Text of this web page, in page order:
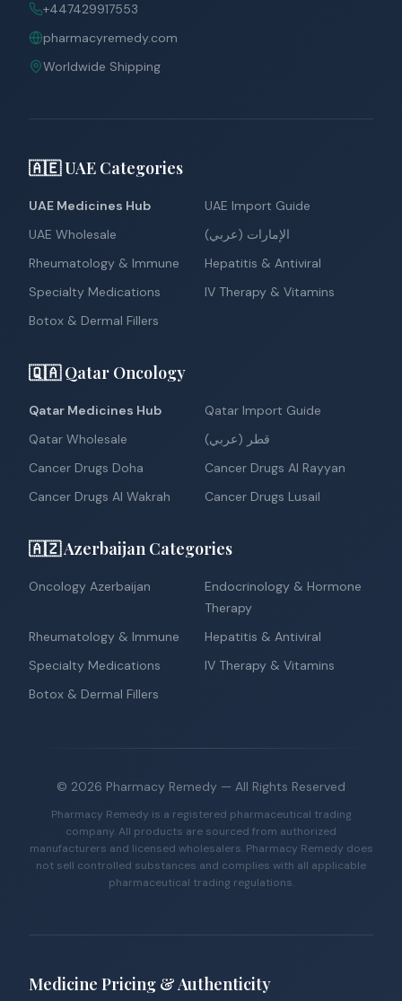
+447429917553
pharmacyremedy.com
Worldwide Shipping
🇦🇪 UAE Categories
UAE Medicines Hub
UAE Import Guide
UAE Wholesale
الإمارات (عربي)
Rheumatology & Immune
Hepatitis & Antiviral
Specialty Medications
IV Therapy & Vitamins
Botox & Dermal Fillers
🇶🇦 Qatar Oncology
Qatar Medicines Hub
Qatar Import Guide
Qatar Wholesale
قطر (عربي)
Cancer Drugs Doha
Cancer Drugs Al Rayyan
Cancer Drugs Al Wakrah
Cancer Drugs Lusail
🇦🇿 Azerbaijan Categories
Oncology Azerbaijan
Endocrinology & Hormone
Therapy
Rheumatology & Immune
Hepatitis & Antiviral
Specialty Medications
IV Therapy & Vitamins
Botox & Dermal Fillers
© 2026 Pharmacy Remedy — All Rights Reserved
Pharmacy Remedy is a registered pharmaceutical trading
company. All products are sourced from authorized
manufacturers and licensed wholesalers. Pharmacy Remedy does
not sell controlled substances and complies with all applicable
pharmaceutical trading regulations.
Medicine Pricing & Authenticity